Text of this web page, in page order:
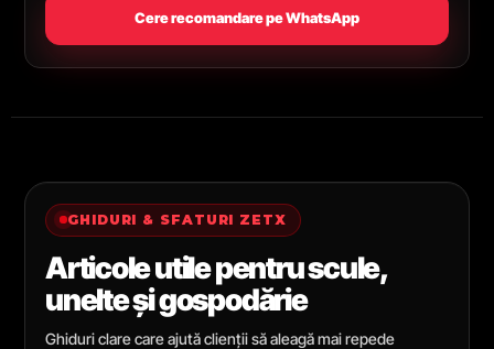
Cere recomandare pe WhatsApp
GHIDURI & SFATURI ZETX
Articole utile pentru scule,
unelte și gospodărie
Ghiduri clare care ajută clienții să aleagă mai repede